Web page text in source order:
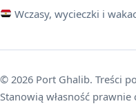
Wczasy, wycieczki i
© 2026 Port Ghalib. Treści
Stanowią własność